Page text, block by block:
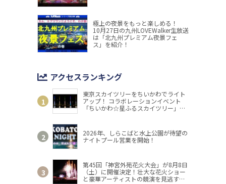
極上の夜景をもっと楽しめる！
10月27日の九州LOVEWalker生放送
は「北九州プレミアム夜景フェ
ス」を紹介！
アクセスランキング
東京スカイツリーをちいかわでライト
アップ！ コラボレーションイベント
「ちいかわ☆星ふるスカイツリー」開
2026年、しらこばと水上公園が待望の
ナイトプール営業を開始！
第45回「神宮外苑花火大会」が8月8日
（土）に開催決定！壮大な花火ショー
と豪華アーティストの競演を見逃す